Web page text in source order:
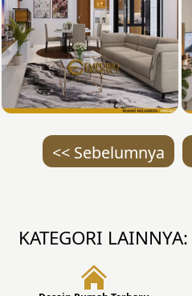
<< Sebelumnya
KATEGORI LAINNYA: